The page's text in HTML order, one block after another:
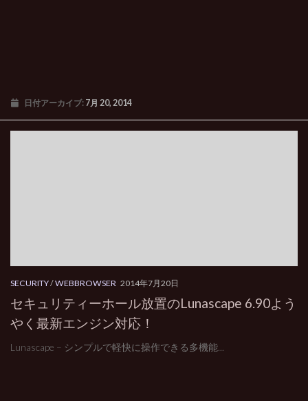
日付アーカイブ: 7月 20, 2014
SECURITY/WEBBROWSER 2014年7月20日
セキュリティーホール放置のLunascape 6.90よう
やく最新エンジン対応！
Lunascape – シンプルで軽快に操作できる多機能...